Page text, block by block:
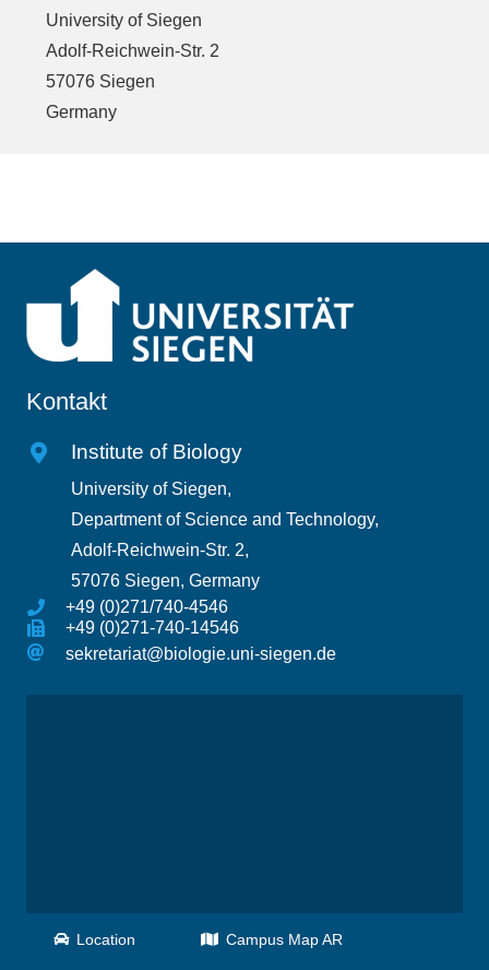
University of Siegen
Adolf-Reichwein-Str. 2
57076 Siegen
Germany
Kontakt
Institute of Biology
University of Siegen,
Department of Science and Technology,
Adolf-Reichwein-Str. 2,
57076 Siegen, Germany
+49 (0)271/740-4546
+49 (0)271-740-14546
sekretariat@biologie.uni-siegen.de
Location Campus Map AR